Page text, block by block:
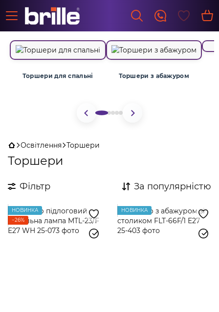
Торшери для спальні Торшери з абажуром
Освітлення Торшери
Торшери
Фільтр За популярністю
НОВИНКА
−26%
НОВИНКА